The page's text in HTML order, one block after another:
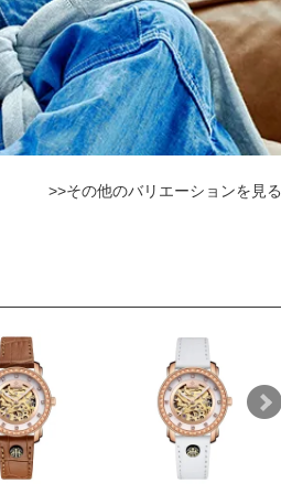
>>その他のバリエーションを見る